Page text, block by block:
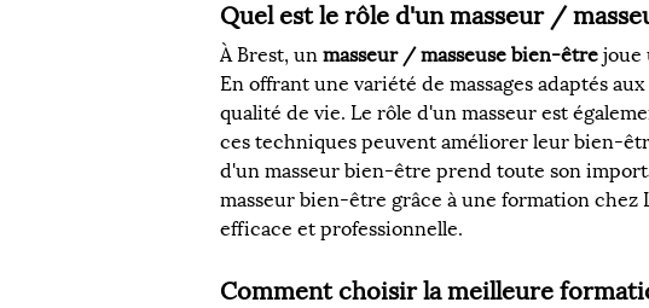
Quel est le rôle d'un masseur /
À Brest, un masseur / masseuse bien-être joue
En offrant une variété de massages adaptés
qualité de vie. Le rôle d'un masseur est
ces techniques peuvent améliorer leur bien-
d'un masseur bien-être prend toute son
masseur bien-être grâce à une formation
efficace et professionnelle.
Comment choisir la meilleure